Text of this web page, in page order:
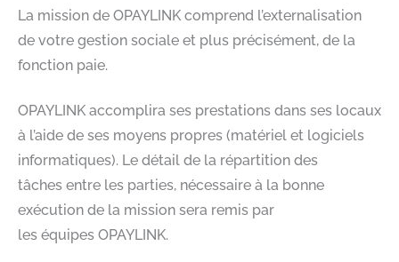
La mission de OPAYLINK comprend l’externalisation
de votre gestion sociale et plus précisément, de la
fonction paie.​
OPAYLINK accomplira ses prestations dans ses locaux
à l’aide de ses moyens propres (matériel et logiciels
informatiques). Le détail de la répartition des
tâches entre les parties, nécessaire à la bonne
exécution de la mission sera remis par
les équipes OPAYLINK.​